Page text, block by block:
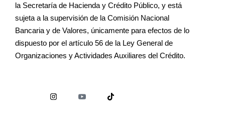
la Secretaría de Hacienda y Crédito Público, y está
sujeta a la supervisión de la Comisión Nacional
Bancaria y de Valores, únicamente para efectos de lo
dispuesto por el artículo 56 de la Ley General de
Organizaciones y Actividades Auxiliares del Crédito.